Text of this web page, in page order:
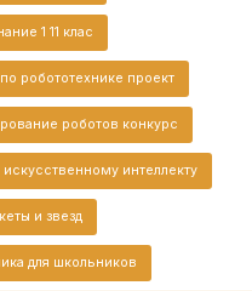
1 11 клас
робототехнике проект
роботов конкурс
интеллекту
и звезд
для школьников